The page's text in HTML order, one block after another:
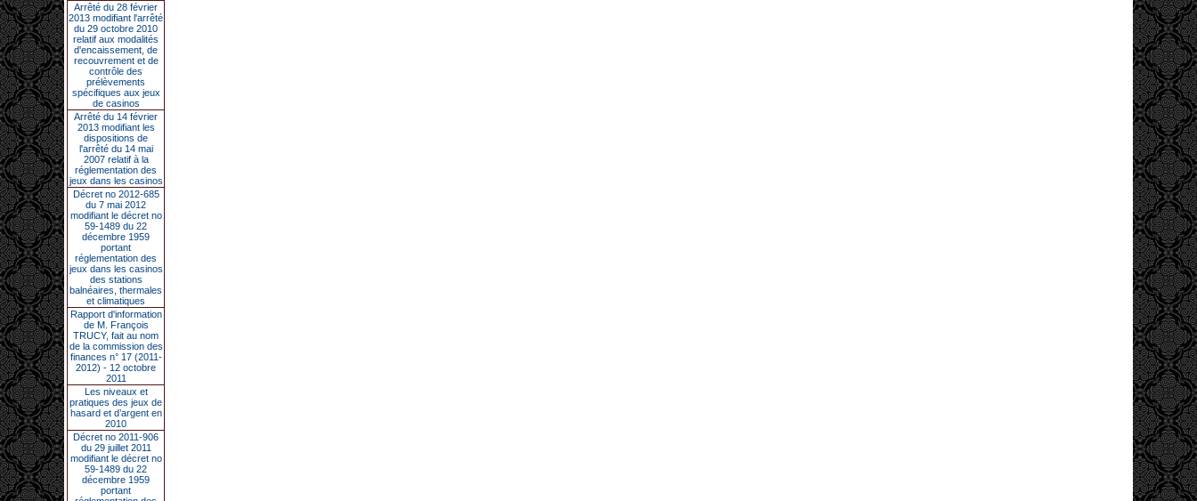
Arrêté du 28 février
2013 modifiant l'arrêté
du 29 octobre 2010
relatif aux modalités
d'encaissement, de
recouvrement et de
contrôle des
prélèvements
spécifiques aux jeux
de casinos
Arrêté du 14 février
2013 modifiant les
dispositions de
l'arrêté du 14 mai
2007 relatif à la
réglementation des
jeux dans les casinos
Décret no 2012-685
du 7 mai 2012
modifiant le décret no
59-1489 du 22
décembre 1959
portant
réglementation des
jeux dans les casinos
des stations
balnéaires, thermales
et climatiques
Rapport d'information
de M. François
TRUCY, fait au nom
de la commission des
finances n° 17 (2011-
2012) - 12 octobre
2011
Les niveaux et
pratiques des jeux de
hasard et d’argent en
2010
Décret no 2011-906
du 29 juillet 2011
modifiant le décret no
59-1489 du 22
décembre 1959
portant